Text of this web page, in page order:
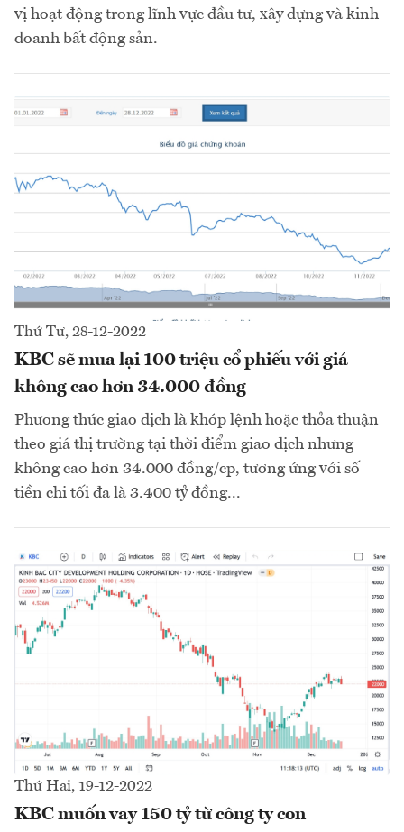
vị hoạt động trong lĩnh vực đầu tư, xây dựng và kinh
doanh bất động sản.
Thứ Tư, 28-12-2022
KBC sẽ mua lại 100 triệu cổ phiếu với giá
không cao hơn 34.000 đồng
Phương thức giao dịch là khớp lệnh hoặc thỏa thuận
theo giá thị trường tại thời điểm giao dịch nhưng
không cao hơn 34.000 đồng/cp, tương ứng với số
tiền chi tối đa là 3.400 tỷ đồng...
Thứ Hai, 19-12-2022
KBC muốn vay 150 tỷ từ công ty con